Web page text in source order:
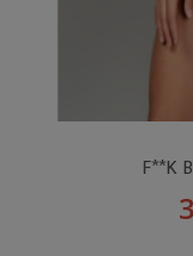
F**K